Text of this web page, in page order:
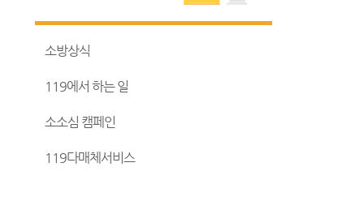
소방상식
119에서 하는 일
소소심 캠페인
119다매체서비스